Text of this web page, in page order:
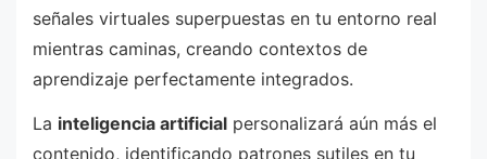
señales virtuales superpuestas en tu entorno real
mientras caminas, creando contextos de
aprendizaje perfectamente integrados.
La inteligencia artificial personalizará aún más el
contenido, identificando patrones sutiles en tu